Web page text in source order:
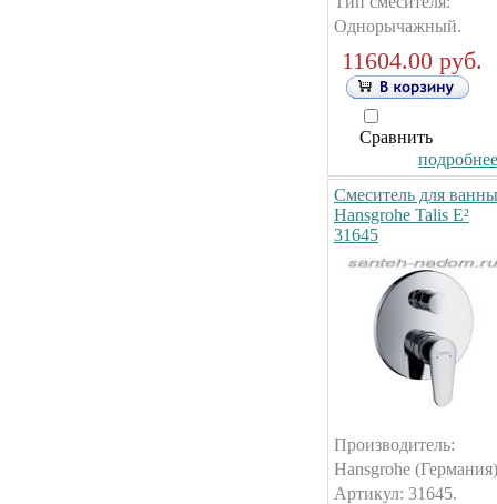
Однорычажный.
11604.00 руб.
Сравнить
Смеситель для ванны
Hansgrohe Talis E²
31645
Производитель:
Hansgrohe
Артикул: 31645.